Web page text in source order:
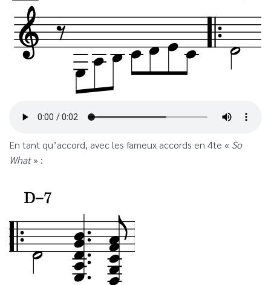
En tant qu’accord, avec les fameux accords en 4te « So
What» :